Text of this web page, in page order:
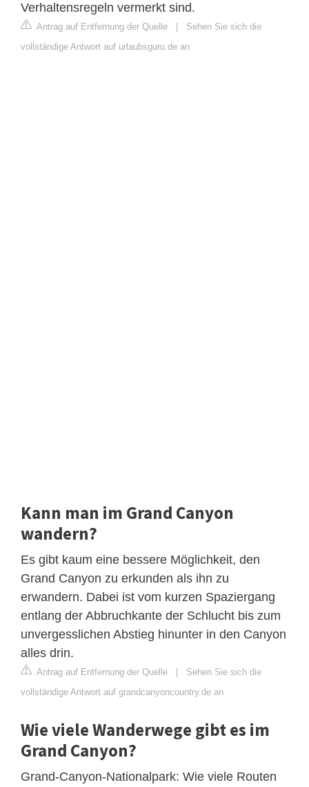
Verhaltensregeln vermerkt sind.
Antrag auf Entfernung der Quelle | Sehen Sie sich die
vollständige Antwort auf urlaubsguru.de an
Kann man im Grand Canyon
wandern?
Es gibt kaum eine bessere Möglichkeit, den
Grand Canyon zu erkunden als ihn zu
erwandern. Dabei ist vom kurzen Spaziergang
entlang der Abbruchkante der Schlucht bis zum
unvergesslichen Abstieg hinunter in den Canyon
alles drin.
Antrag auf Entfernung der Quelle | Sehen Sie sich die
vollständige Antwort auf grandcanyoncountry.de an
Wie viele Wanderwege gibt es im
Grand Canyon?
Grand-Canyon-Nationalpark: Wie viele Routen